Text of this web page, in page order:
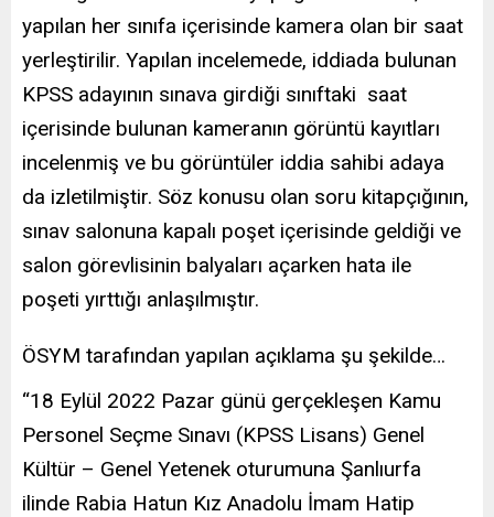
yapılan her sınıfa içerisinde kamera olan bir saat
yerleştirilir. Yapılan incelemede, iddiada bulunan
KPSS adayının sınava girdiği sınıftaki saat
içerisinde bulunan kameranın görüntü kayıtları
incelenmiş ve bu görüntüler iddia sahibi adaya
da izletilmiştir. Söz konusu olan soru kitapçığının,
sınav salonuna kapalı poşet içerisinde geldiği ve
salon görevlisinin balyaları açarken hata ile
poşeti yırttığı anlaşılmıştır.
ÖSYM tarafından yapılan açıklama şu şekilde…
“18 Eylül 2022 Pazar günü gerçekleşen Kamu
Personel Seçme Sınavı (KPSS Lisans) Genel
Kültür – Genel Yetenek oturumuna Şanlıurfa
ilinde Rabia Hatun Kız Anadolu İmam Hatip